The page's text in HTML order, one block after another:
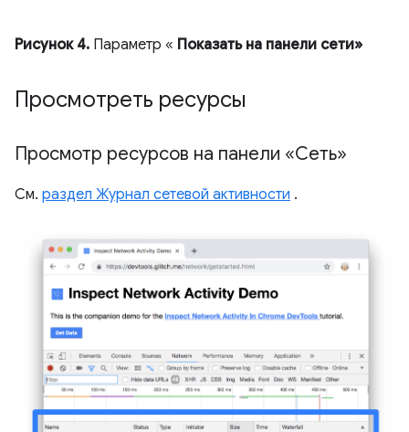
Рисунок 4. Параметр « Показать на панели сети»
Просмотреть ресурсы
Просмотр ресурсов на панели «Сеть»
См. раздел Журнал сетевой активности .